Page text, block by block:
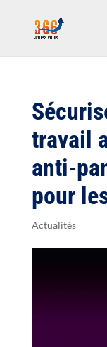
travail
anti-
pour
Actualités